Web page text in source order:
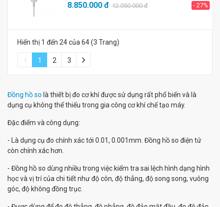
8.850.000đ 12.050.000đ - 27%
Hiển thị 1 đến 24 của 64 (3 Trang)
1 2 3
Đồng hồ so là thiết bị đo cơ khí được sử dụng rất phổ biến và là
dụng cụ không thể thiếu trong gia công cơ khí chế tạo máy.
Đặc điểm và công dụng:
- Là dụng cụ đo chính xác tới 0.01, 0.001mm. Đồng hồ so điện tử
còn chính xác hơn.
- Đồng hồ so dùng nhiều trong việc kiểm tra sai lệch hình dạng hình
học và vị trí của chi tiết như độ côn, độ thẳng, độ song song, vuông
góc, độ không đồng trục.